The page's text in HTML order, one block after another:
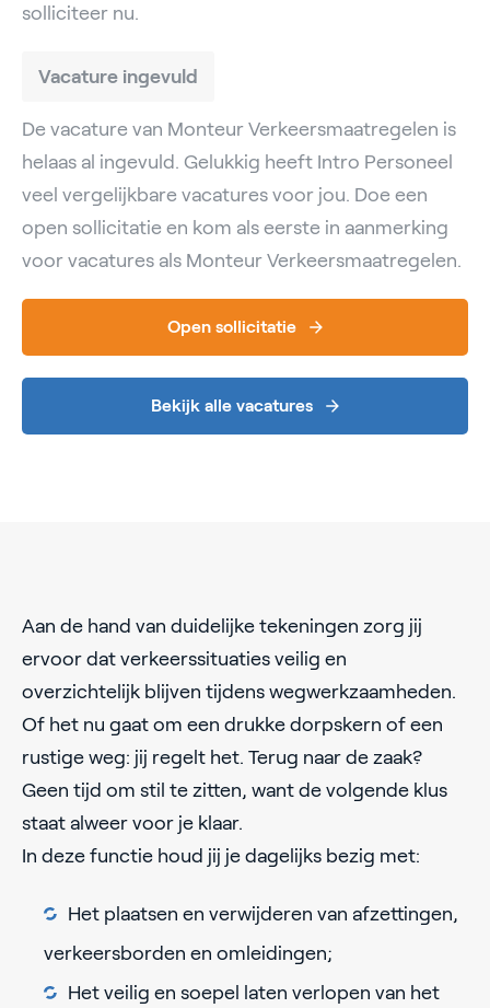
solliciteer nu.
Vacature ingevuld
De vacature van Monteur Verkeersmaatregelen is
helaas al ingevuld. Gelukkig heeft Intro Personeel
veel vergelijkbare vacatures voor jou. Doe een
open sollicitatie en kom als eerste in aanmerking
voor vacatures als Monteur Verkeersmaatregelen.
Open sollicitatie
Bekijk alle vacatures
Aan de hand van duidelijke tekeningen zorg jij
ervoor dat verkeerssituaties veilig en
overzichtelijk blijven tijdens wegwerkzaamheden.
Of het nu gaat om een drukke dorpskern of een
rustige weg: jij regelt het. Terug naar de zaak?
Geen tijd om stil te zitten, want de volgende klus
staat alweer voor je klaar.
In deze functie houd jij je dagelijks bezig met:
Het plaatsen en verwijderen van afzettingen,
verkeersborden en omleidingen;
Het veilig en soepel laten verlopen van het